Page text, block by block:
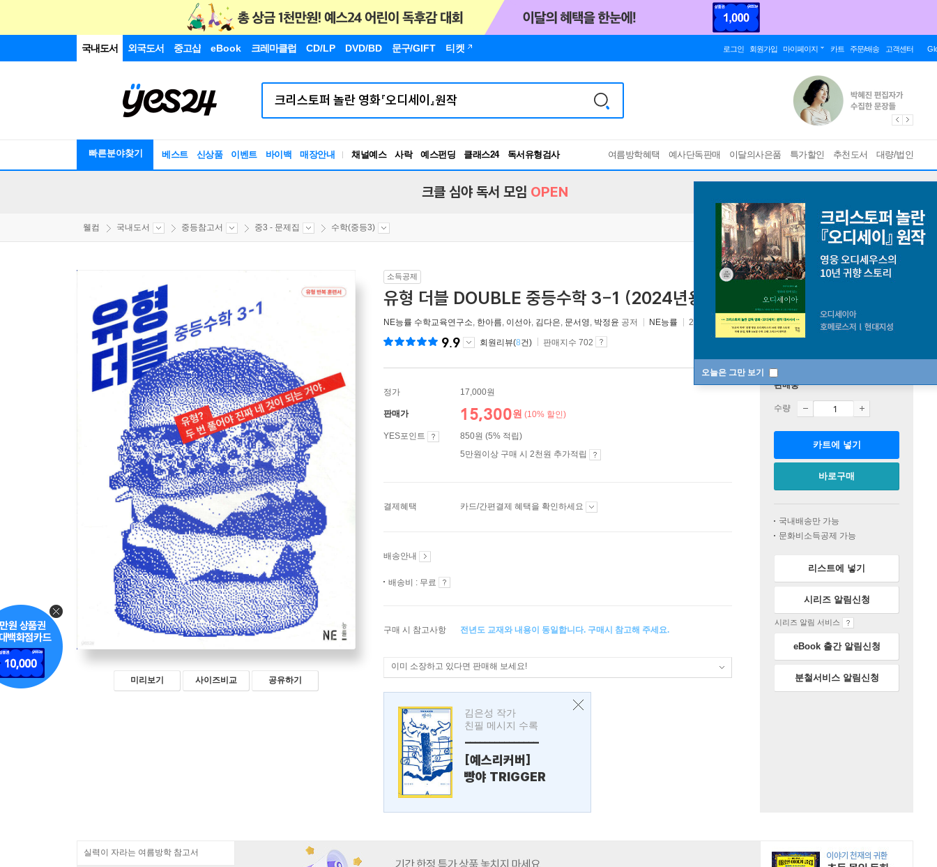
국내도서 외국도서 중고샵 eBook 크레마클럽 CD/LP DVD/BD 문구/GIFT 티켓 로그인 회원가입 마이페이지 카트 주문/배송 고객센터
빠른분야찾기 베스트 신상품 이벤트 바이백 매장안내 채널예스 사락 예스펀딩 클래스24
독서유형검사
RBTI Lab
여름방학혜택 예사단독판매 이달의사은품 특가할인 추천도서 대량/법인
오늘은 그만 보기
크클 심야 독서 모임 OPEN
웰컴 국내도서 중등참고서 중3 - 문제집 수학(중등3)
미리보기 사이즈비교 공유하기
소득공제
유형 더블 DOUBLE 중등수학 3-1 (2024년용)
NE능률 수학교육연구소, 한아름, 이선아, 김다은, 문서영, 박정윤 공저 NE능률 2022년 10월 31일
9.9 회원리뷰(8건) 판매지수 702
정가 17,000원
판매가 15,300원 (10% 할인)
YES포인트
850원 (5% 적립)
5만원이상 구매 시 2천원 추가적립
결제혜택 카드/간편결제 혜택을 확인하세요
배송안내
배송비 : 무료
구매 시 참고사항 전년도 교재와 내용이 동일합니다. 구매시 참고해 주세요.
이미 소장하고 있다면 판매해 보세요!
김은성 작가
친필 메시지 수록
---------------
[예스리커버]
빵야 TRIGGER
판매중
수량
카트에 넣기
바로구매
국내배송만 가능
문화비소득공제 가능
리스트에 넣기
시리즈 알림신청
시리즈 알림 서비스
eBook 출간 알림신청
분철서비스 알림신청
실력이 자라는 여름방학 참고서